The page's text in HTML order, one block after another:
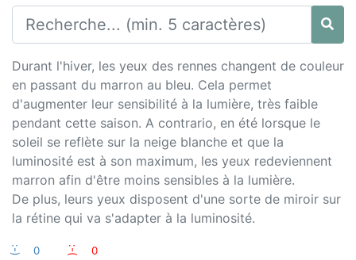
Durant l'hiver, les yeux des rennes changent de couleur
en passant du marron au bleu. Cela permet
d'augmenter leur sensibilité à la lumière, très faible
pendant cette saison. A contrario, en été lorsque le
soleil se reflète sur la neige blanche et que la
luminosité est à son maximum, les yeux redeviennent
marron afin d'être moins sensibles à la lumière.
De plus, leurs yeux disposent d'une sorte de miroir sur
la rétine qui va s'adapter à la luminosité.
:-) 0 :-(
0